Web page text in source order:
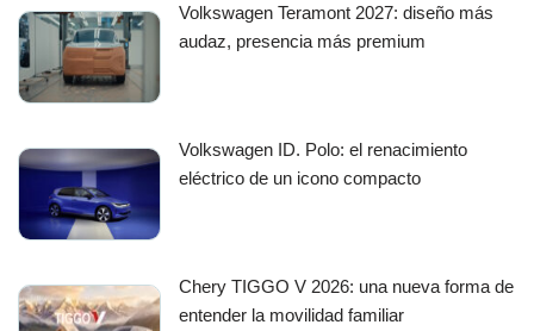
Volkswagen Teramont 2027: diseño más
audaz, presencia más premium
Volkswagen ID. Polo: el renacimiento
eléctrico de un icono compacto
Chery TIGGO V 2026: una nueva forma de
entender la movilidad familiar